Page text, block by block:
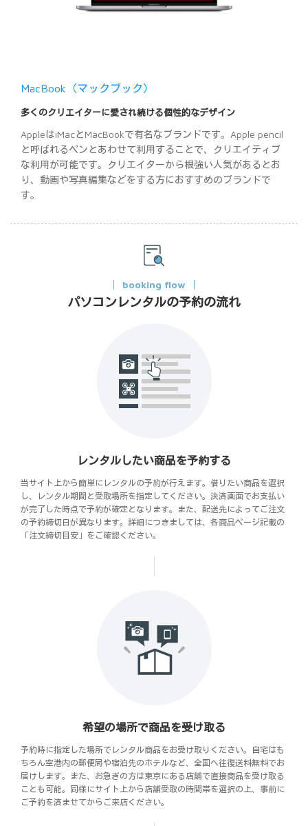
MacBook（マックブック）
多くのクリエイターに愛され続ける個性的なデザイン
AppleはiMacとMacBookで有名なブランドです。Apple pencil
と呼ばれるペンとあわせて利用することで、クリエイティブ
な利用が可能です。クリエイターから根強い人気があるとお
り、動画や写真編集などをする方におすすめのブランドで
す。
booking flow
パソコンレンタルの予約の流れ
レンタルしたい商品を予約する
当サイト上から簡単にレンタルの予約が行えます。借りたい商品を選択
し、レンタル期間と受取場所を指定してください。決済画面でお支払い
が完了した時点で予約が確定となります。また、配送先によってご注文
の予約締切日が異なります。詳細につきましては、各商品ページ記載の
「注文締切目安」をご確認ください。
希望の場所で商品を受け取る
予約時に指定した場所でレンタル商品をお受け取りください。自宅はも
ちろん空港内の郵便局や宿泊先のホテルなど、全国へ往復送料無料でお
届けします。また、お急ぎの方は東京にある店舗で直接商品を受け取る
ことも可能。同様にサイト上から店舗受取の時間帯を選択の上、事前に
ご予約を済ませてからご来店ください。